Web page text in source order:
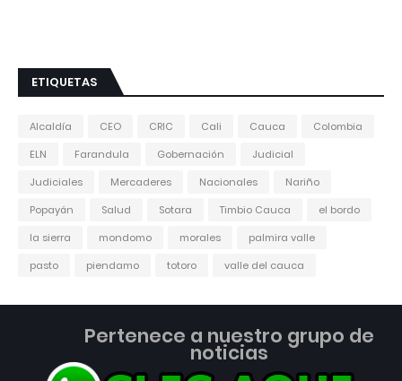
ETIQUETAS
Alcaldía CEO CRIC Cali Cauca
Colombia
ELN
Farandula Gobernación
Judicial
Judiciales
Mercaderes Nacionales
Nariño
Popayán
Salud Sotara Timbio Cauca
el bordo
la sierra
mondomo morales
palmira valle
pasto
piendamo totoro valle del cauca
Pertenece a nuestro grupo de
noticias